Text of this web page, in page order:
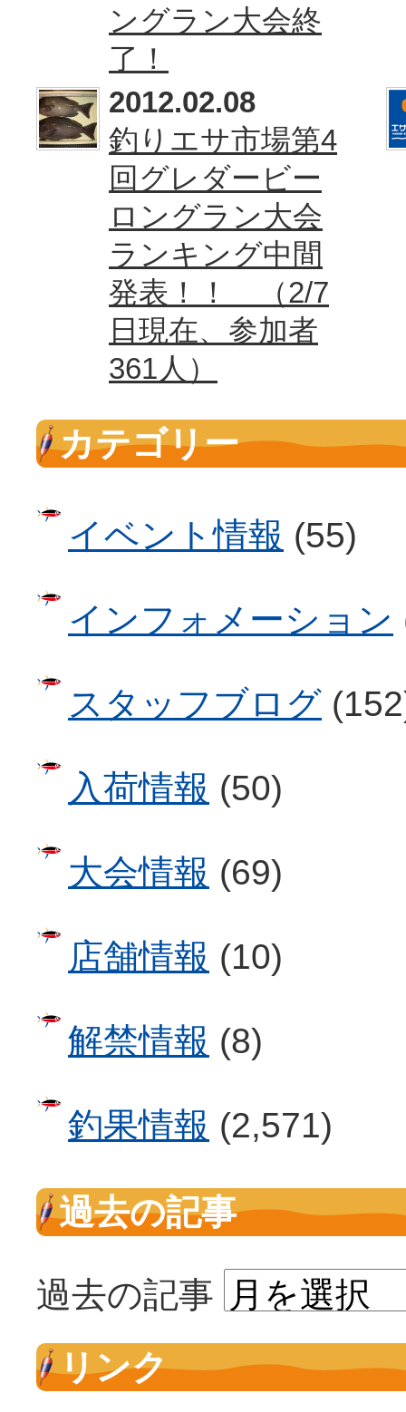
ングラン大会終
了！
2012.02.08
釣りエサ市場第4
回グレダービー
ロングラン大会
ランキング中間
発表！！ （2/7
日現在、参加者
361人）
カテゴリー
イベント情報 (55)
インフォメーション
スタッフブログ
入荷情報 (50)
大会情報 (69)
店舗情報 (10)
解禁情報 (8)
釣果情報 (2,571)
過去の記事
過去の記事
リンク